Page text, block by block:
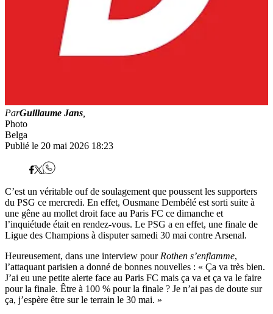
ParGuillaume Jans
Photo
Belga
Publié le 20 mai 2026 18:23
C’est un véritable ouf de soulagement que poussent les supporters
du PSG ce mercredi. En effet, Ousmane Dembélé est sorti suite à
une gêne au mollet droit face au Paris FC ce dimanche et
l’inquiétude était en rendez-vous. Le PSG a en effet, une finale de
Ligue des Champions à disputer samedi 30 mai contre Arsenal.
Heureusement, dans une interview pour Rothen s’enflamme,
l’attaquant parisien a donné de bonnes nouvelles : « Ça va très bien.
J’ai eu une petite alerte face au Paris FC mais ça va et ça va le faire
pour la finale. Être à 100 % pour la finale ? Je n’ai pas de doute sur
ça, j’espère être sur le terrain le 30 mai. »